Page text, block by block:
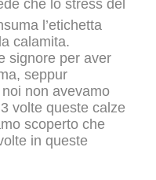
che lo stress del
l’etichetta
calamita.
signore per aver
seppur
non avevamo
volte queste calze
scoperto che
in queste